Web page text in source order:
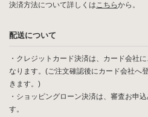
決済方法について詳しくはこちらから。
配送について
・クレジットカード決済は、カード会社
なります。(ご注文確認後にカード会社へ
きます。)
・ショッピングローン決済は、審査お申
す。